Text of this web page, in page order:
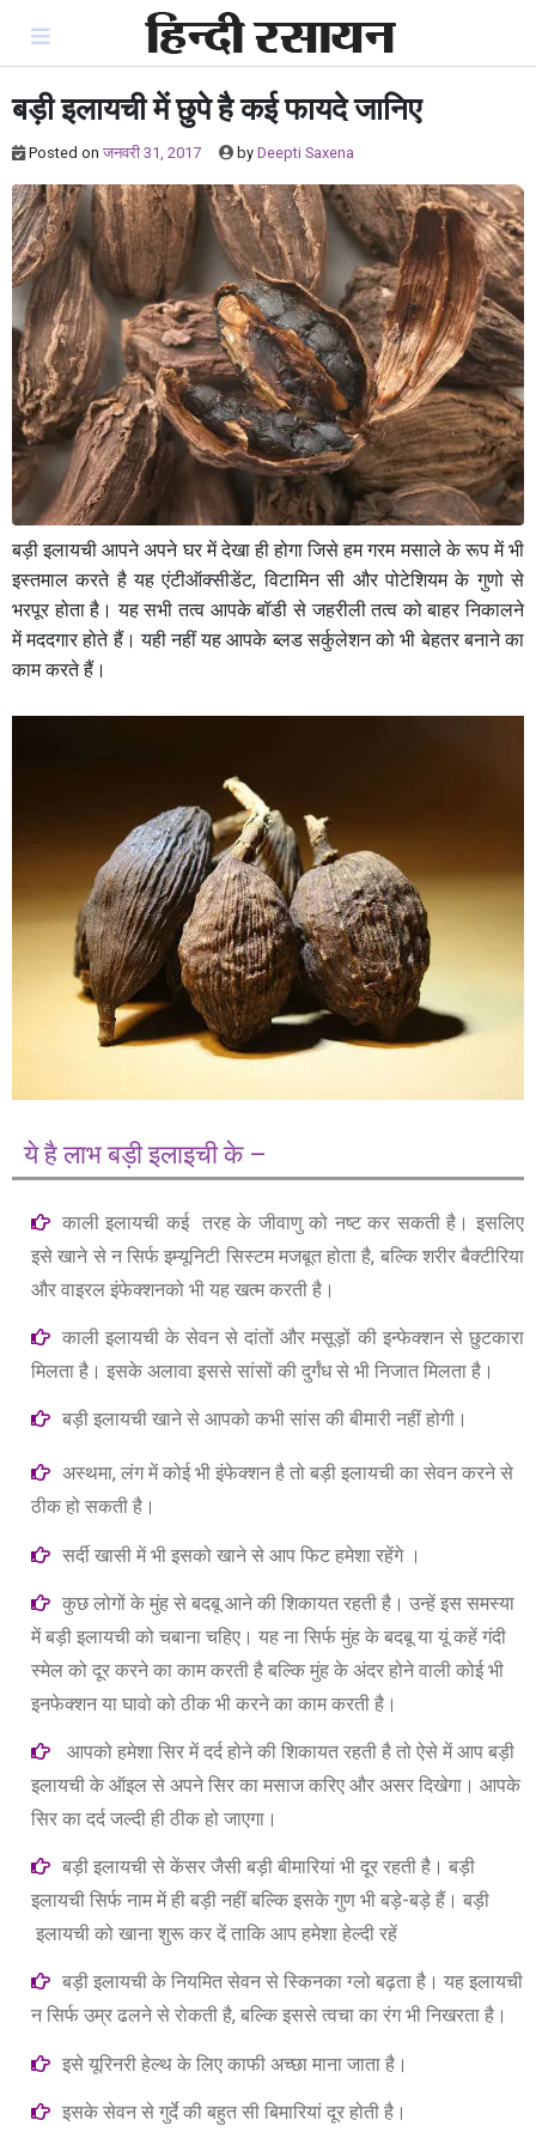
content
बड़ी इलायची में छुपे है कई फायदे जानिए
Posted on जनवरी 31, 2017 by Deepti Saxena
बड़ी इलायची आपने अपने घर में देखा ही होगा जिसे हम गरम मसाले के रूप में भी
इस्तमाल करते है यह एंटीऑक्सीडेंट, विटामिन सी और पोटेशियम के गुणो से
भरपूर होता है। यह सभी तत्व आपके बॉडी से जहरीली तत्व को बाहर निकालने
में मददगार होते हैं। यही नहीं यह आपके ब्लड सर्कुलेशन को भी बेहतर बनाने का
काम करते हैं।
ये है लाभ बड़ी इलाइची के –
काली इलायची कई तरह के जीवाणु को नष्ट कर सकती है। इसलिए
इसे खाने से न सिर्फ इम्यूनिटी सिस्टम मजबूत होता है, बल्कि शरीर बैक्टीरिया
और वाइरल इंफेक्शनको भी यह खत्म करती है।
काली इलायची के सेवन से दांतों और मसूड़ों की इन्फेक्शन से छुटकारा
मिलता है। इसके अलावा इससे सांसों की दुर्गंध से भी निजात मिलता है।
बड़ी इलायची खाने से आपको कभी सांस की बीमारी नहीं होगी।
अस्थमा, लंग में कोई भी इंफेक्शन है तो बड़ी इलायची का सेवन करने से
ठीक हो सकती है।
सर्दी खासी में भी इसको खाने से आप फिट हमेशा रहेंगे ।
कुछ लोगों के मुंह से बदबू आने की शिकायत रहती है। उन्हें इस समस्या
में बड़ी इलायची को चबाना चहिए। यह ना सिर्फ मुंह के बदबू या यूं कहें गंदी
स्मेल को दूर करने का काम करती है बल्कि मुंह के अंदर होने वाली कोई भी
इनफेक्शन या घावो को ठीक भी करने का काम करती है।
आपको हमेशा सिर में दर्द होने की शिकायत रहती है तो ऐसे में आप बड़ी
इलायची के ऑइल से अपने सिर का मसाज करिए और असर दिखेगा। आपके
सिर का दर्द जल्दी ही ठीक हो जाएगा।
बड़ी इलायची से केंसर जैसी बड़ी बीमारियां भी दूर रहती है। बड़ी
इलायची सिर्फ नाम में ही बड़ी नहीं बल्कि इसके गुण भी बड़े-बड़े हैं। बड़ी
इलायची को खाना शुरू कर दें ताकि आप हमेशा हेल्दी रहें
बड़ी इलायची के नियमित सेवन से स्किनका ग्लो बढ़ता है। यह इलायची
न सिर्फ उम्र ढलने से रोकती है, बल्कि इससे त्वचा का रंग भी निखरता है।
इसे यूरिनरी हेल्थ के लिए काफी अच्छा माना जाता है।
इसके सेवन से गुर्दे की बहुत सी बिमारियां दूर होती है।